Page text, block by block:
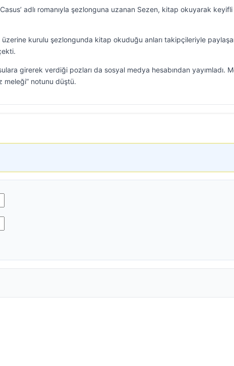
‘Casus’ adlı romanıyla şezlonguna uzanan Sezen, kitap okuyarak
üzerine kurulu şezlongunda kitap okuduğu anları takipçileriyle
girerek verdiği pozları da sosyal medya hesabından yayımladı.
meleği” notunu düştü.